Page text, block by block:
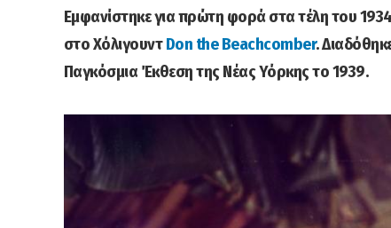
Εμφανίστηκε για πρώτη φορά στα τέλη του
στο ΧόλιγουντDon the Beachcomber.
Παγκόσμια Έκθεση της Νέας Υόρκης το 1939.